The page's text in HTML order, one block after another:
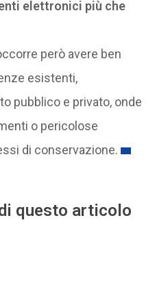
elettronici più che
però avere ben
esistenti,
pubblico e privato, onde
o pericolose
di conservazione.
questo articolo